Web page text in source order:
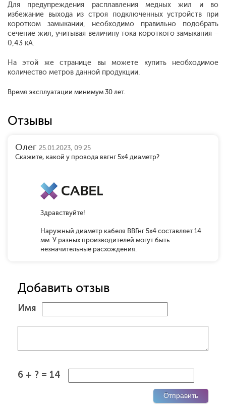
Для предупреждения расплавления медных жил и во
избежание выхода из строя подключенных устройств при
коротком замыкании, необходимо правильно подобрать
сечение жил, учитывая величину тока короткого замыкания –
0,43 кА.
На этой же странице вы можете купить необходимое
количество метров данной продукции.
Время эксплуатации минимум 30 лет.
Отзывы
Олег 25.01.2023, 09:25
Скажите, какой у провода ввгнг 5х4 диаметр?
Здравствуйте!
Наружный диаметр кабеля ВВГнг 5х4 составляет 14
мм. У разных производителей могут быть
незначительные расхождения.
Добавить отзыв
Имя
6 + ? = 14